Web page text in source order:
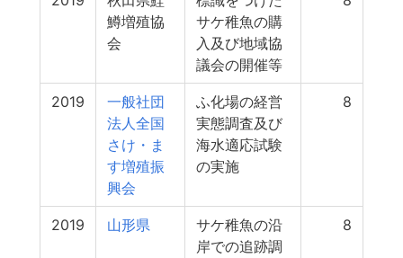
鱒増殖協
会
サケ稚魚の購
入及び地域協
議会の開催等
2019
一般社団
法人全国
さけ・ま
す増殖振
興会
ふ化場の経営
実態調査及び
海水適応試験
の実施
8
2019 山形県
サケ稚魚の沿
岸での追跡調
8